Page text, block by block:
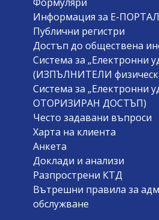
Информация за Е-ПОРТАЛ
Публични регистри
Достъп до обществена
Система за „Електронни
(ИЗПЪЛНИТЕЛИ
Система за „Електронни
ОТОРИЗИРАН ДОСТЪП)
Често задавани въпроси
Харта на клиента
Анкета
Доклади и анализи
Разпрострени КТД
Вътрешни правила за
обслужване